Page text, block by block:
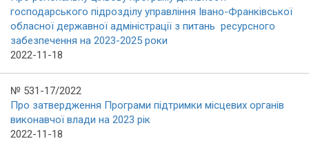
господарського підрозділу управління Івано-Франківської
обласної державної адміністрації з питань ресурсного
забезпечення на 2023-2025 роки
2022-11-18
№ 531-17/2022
Про затвердження Програми підтримки місцевих органів
виконавчої влади на 2023 рік
2022-11-18